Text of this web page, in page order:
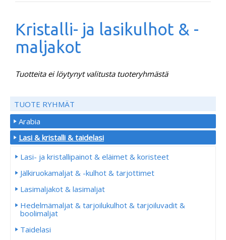
Kristalli- ja lasikulhot & -
maljakot
Tuotteita ei löytynyt valitusta tuoteryhmästä
TUOTE RYHMÄT
Arabia
Lasi & kristalli & taidelasi
Lasi- ja kristallipainot & eläimet & koristeet
Jälkiruokamaljat & -kulhot & tarjottimet
Lasimaljakot & lasimaljat
Hedelmämaljat & tarjoilukulhot & tarjoiluvadit &
boolimaljat
Taidelasi